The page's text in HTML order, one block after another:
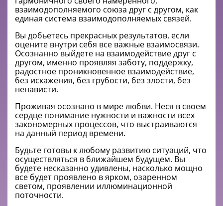
взаимодополняемого союза друг с другом, как
единая система взаимодополняемых связей.
Вы добьетесь прекрасных результатов, если
оцените внутри себя все важные взаимосвязи.
Осознанно выйдете на взаимодействие друг с
другом, именно проявляя заботу, поддержку,
радостное проникновенное взаимодействие,
без искажения, без грубости, без злости, без
ненависти.
Проживая осознано в мире любви. Неся в своем
сердце понимание нужности и важности всех
закономерных процессов, что выстраиваются
на данный период времени.
Будьте готовы к любому развитию ситуаций, что
осуществляться в ближайшем будущем. Вы
будете несказанно удивлены, насколько мощно
все будет проявлено в ярком, озаренном
светом, проявлении иллюминационной
поточности.